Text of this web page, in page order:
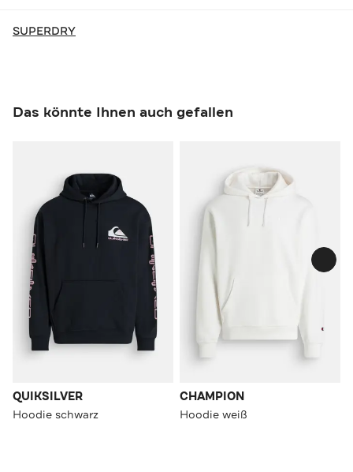
SUPERDRY
Das könnte Ihnen auch gefallen
QUIKSILVER
Hoodie schwarz
CHAMPION
Hoodie weiß